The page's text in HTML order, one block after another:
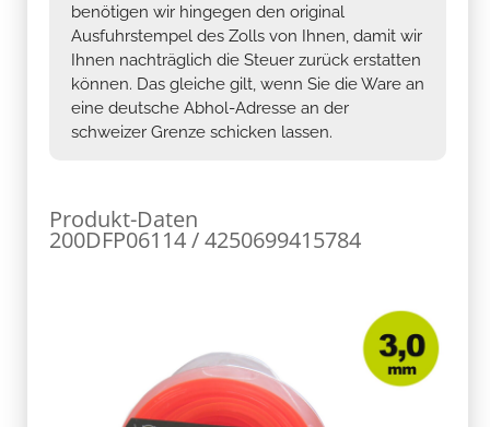
benötigen wir hingegen den original
Ausfuhrstempel des Zolls von Ihnen, damit wir
Ihnen nachträglich die Steuer zurück erstatten
können. Das gleiche gilt, wenn Sie die Ware an
eine deutsche Abhol-Adresse an der
schweizer Grenze schicken lassen.
Produkt-Daten
200DFP06114 / 4250699415784